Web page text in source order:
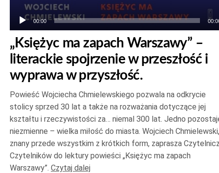
00:00
„Księżyc ma zapach Warszawy” –
literackie spojrzenie w przeszłość i
wyprawa w przyszłość.
Powieść Wojciecha Chmielewskiego pozwala na odkrycie
stolicy sprzed 30 lat a także na rozważania dotyczące jej
kształtu i rzeczywistości za… niemal 300 lat. Jedno
niezmienne – wielka miłość do miasta. Wojciech Chmielewski,
znany przede wszystkim z krótkich form, zaprasza
Czytelników do lektury powieści „Księżyc ma zapach
Warszawy”. Czytaj dalej